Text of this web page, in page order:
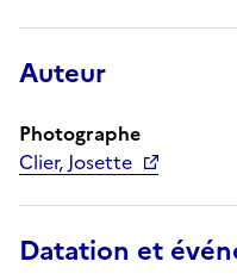
Auteur
Photographe
Clier, Josette
Datation et